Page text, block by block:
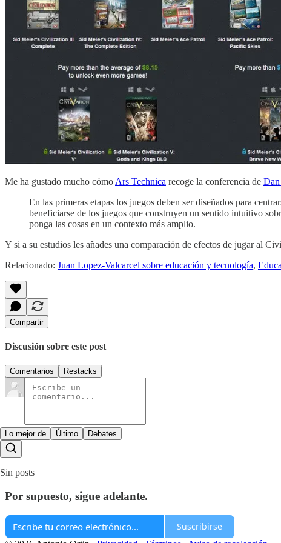
Me ha gustado mucho cómo Ars Technica recoge la conferencia de
En las primeras etapas los juegos deben ser diseñados para
beneficiarse de los juegos que construyen un sentido intuitivo
ponga las cosas en un contexto más amplio.
Y si a su estudios les añades una comparación de efectos de jugar al
Relacionado: Juan Lopez-Valcarcel sobre educación y tecnología,
Compartir
Discusión sobre este post
Comentarios Restacks
Lo mejor de Último Debates
Sin posts
Por supuesto, sigue adelante.
Suscribirse